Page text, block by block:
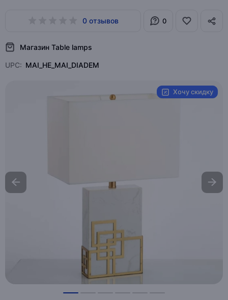
0 отзывов 0
Магазин Table lamps
UPC: MAI_HE_MAI_DIADEM
Хочу скидку